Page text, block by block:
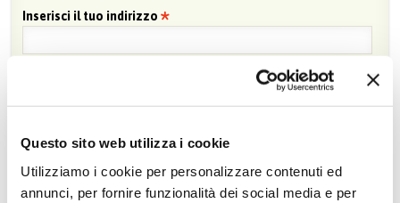
Questo sito web utilizza i cookie
Utilizziamo i cookie per personalizzare contenuti ed
annunci, per fornire funzionalità dei social media e per
Inserisci il tuo indirizzo
iscriviti alla newsletter!